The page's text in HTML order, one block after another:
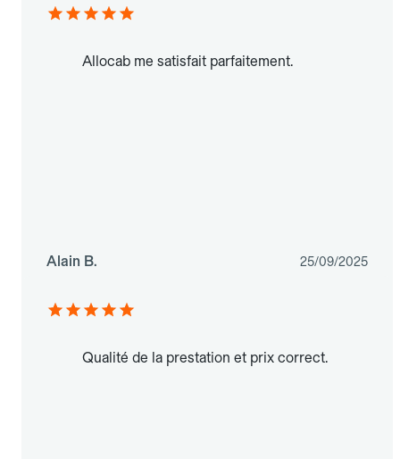
Allocab me satisfait parfaitement.
Alain B. 25/09/2025
Qualité de la prestation et prix correct.